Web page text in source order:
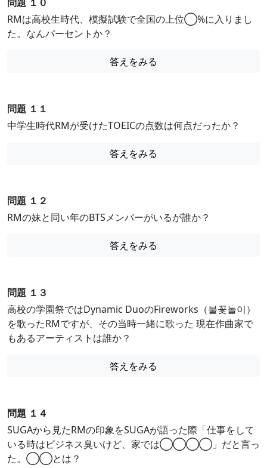
RMは高校生時代、模擬試験で全国の上位◯%に入りまし
た。なんパーセントか？
答えをみる
問題 １１
中学生時代RMが受けたTOEICの点数は何点だったか？
答えをみる
問題 １２
RMの妹と同い年のBTSメンバーがいるが誰か？
答えをみる
問題 １３
高校の学園祭ではDynamic DuoのFireworks（불꽃놀이）
を歌ったRMですが、その当時一緒に歌った 現在作曲家で
もあるアーティストは誰か？
答えをみる
問題 １４
SUGAから見たRMの印象をSUGAが語った際「仕事をして
いる時はビジネス臭いけど、家では◯◯◯◯」だと言っ
た。◯◯とは？